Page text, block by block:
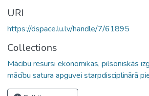
URI
https://dspace.lu.lv/handle/7/61895
Collections
Mācību resursi ekonomikas, pilsoniskās
mācību satura apguvei starpdisciplinārā